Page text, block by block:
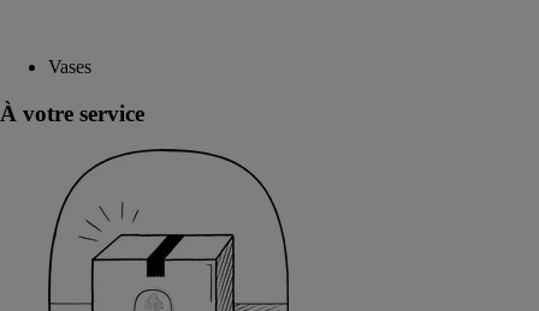
Vases
À votre service